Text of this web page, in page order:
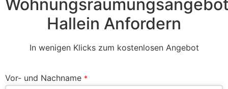
Hallein Anfordern
In wenigen Klicks zum kostenlosen Angebot
Vor- und Nachname *